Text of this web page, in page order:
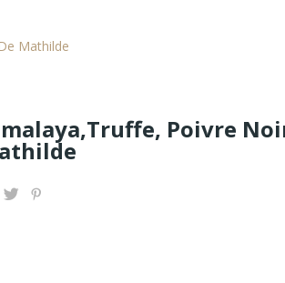
Mathilde
Poivre